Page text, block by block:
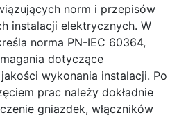
norm i przepisów
instalacji elektrycznych. W
norma PN-IEC 60364,
dotyczące
wykonania instalacji. Po
prac należy dokładnie
gniazdek, włączników